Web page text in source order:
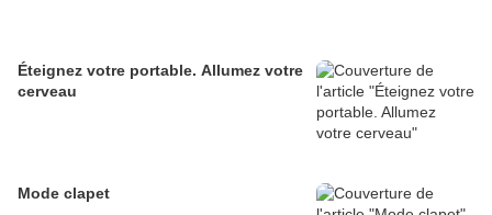
Éteignez votre portable. Allumez votre
cerveau
Mode clapet